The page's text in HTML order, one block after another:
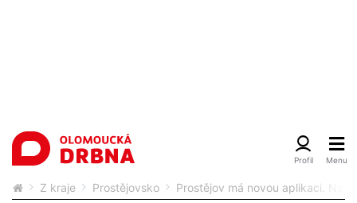
Z kraje Prostějovsko Prostějov má novou aplikaci.